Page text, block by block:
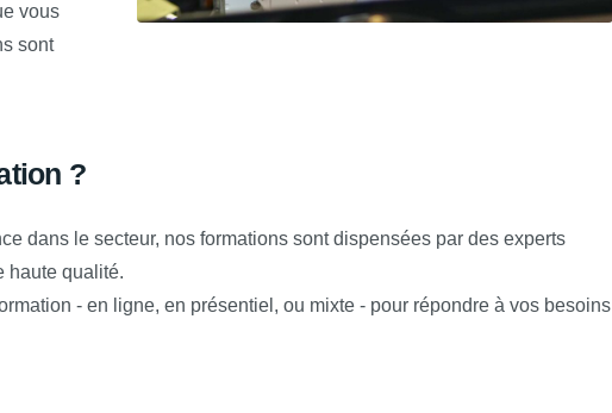
vous
sont
?
dans le secteur, nos formations sont dispensées par des experts
haute qualité.
- en ligne, en présentiel, ou mixte - pour répondre à vos besoins